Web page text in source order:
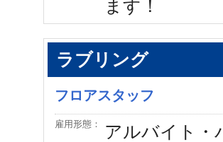
ます！
ラブリング
フロアスタッフ
雇用形態： アルバイト・